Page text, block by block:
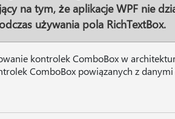
na tym, że aplikacje WPF nie
używania pola RichTextBox.
kontrolek ComboBox w
ComboBox powiązanych z